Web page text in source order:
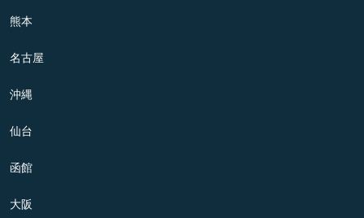
熊本
名古屋
沖縄
仙台
函館
大阪